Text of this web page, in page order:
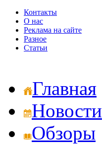
Контакты
О нас
Реклама на сайте
Разное
Статьи
Главная
Новости
Обзоры